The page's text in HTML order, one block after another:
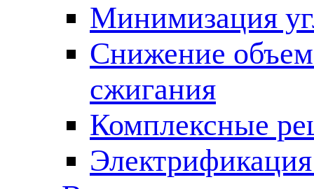
Минимизация
Снижение
сжигания
Комплексные